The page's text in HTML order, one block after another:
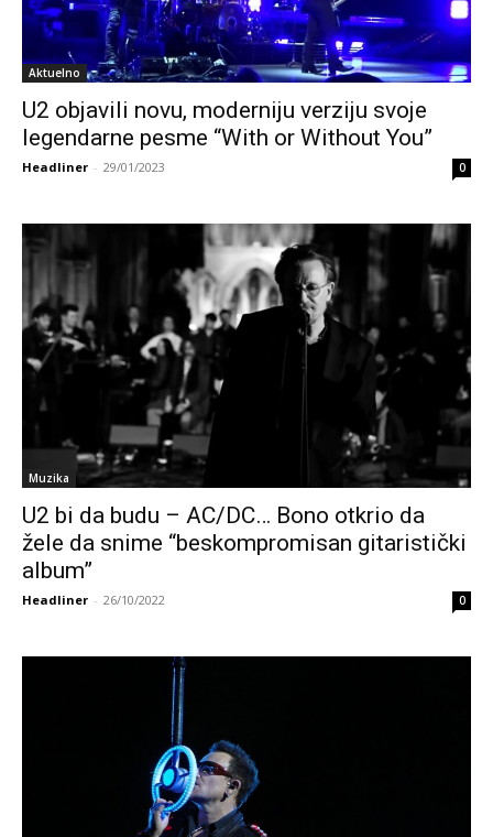
Aktuelno
U2 objavili novu, moderniju verziju svoje
legendarne pesme “With or Without You”
Headliner - 29/01/2023 0
Muzika
U2 bi da budu – AC/DC… Bono otkrio da
žele da snime “beskompromisan gitaristički
album”
Headliner - 26/10/2022 0